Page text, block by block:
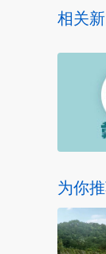
相关
为你